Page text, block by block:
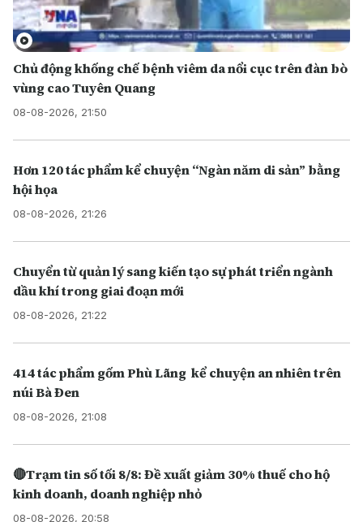
Chủ động khống chế bệnh viêm da nổi cục trên đàn bò
vùng cao Tuyên Quang
08-08-2026, 21:50
Hơn 120 tác phẩm kể chuyện “Ngàn năm di sản” bằng
hội họa
08-08-2026, 21:26
Chuyển từ quản lý sang kiến tạo sự phát triển ngành
dầu khí trong giai đoạn mới
08-08-2026, 21:22
414 tác phẩm gốm Phù Lãng kể chuyện an nhiên trên
núi Bà Đen
08-08-2026, 21:08
🔴Trạm tin số tối 8/8: Đề xuất giảm 30% thuế cho hộ
kinh doanh, doanh nghiệp nhỏ
08-08-2026, 20:58